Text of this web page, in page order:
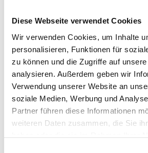
Diese Webseite verwendet Cookies
Wir verwenden Cookies, um Inhalte
personalisieren, Funktionen für
zu können und die Zugriffe auf
analysieren. Außerdem geben wir
Verwendung unserer Website an
soziale Medien, Werbung und
Partner führen diese Informationen
weiteren Daten zusammen, die Sie
Long side
Abfahrt: Fr.. 15 Januar 2027